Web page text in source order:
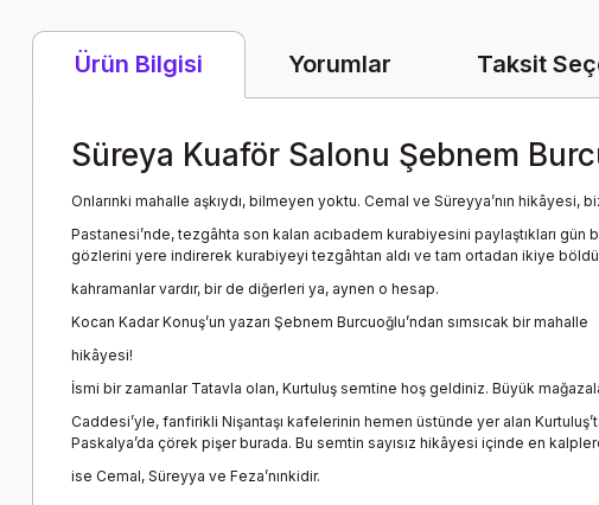
Ürün Bilgisi Yorumlar Taksit
Süreya Kuaför Salonu Şebnem
Onlarınki mahalle aşkıydı, bilmeyen yoktu. Cemal ve Süreyya’nın hikâyesi,
Pastanesi’nde, tezgâhta son kalan acıbadem kurabiyesini paylaştıkları
gözlerini yere indirerek kurabiyeyi tezgâhtan aldı ve tam ortadan ikiye
kahramanlar vardır, bir de diğerleri ya, aynen o hesap.
Kocan Kadar Konuş’un yazarı Şebnem Burcuoğlu’ndan sımsıcak bir mahalle
hikâyesi!
İsmi bir zamanlar Tatavla olan, Kurtuluş semtine hoş geldiniz. Büyük
Caddesi’yle, fanfirikli Nişantaşı kafelerinin hemen üstünde yer alan
Paskalya’da çörek pişer burada. Bu semtin sayısız hikâyesi içinde en
ise Cemal, Süreyya ve Feza’nınkidir.